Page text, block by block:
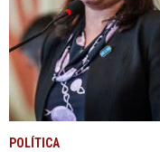
POLÍTICA